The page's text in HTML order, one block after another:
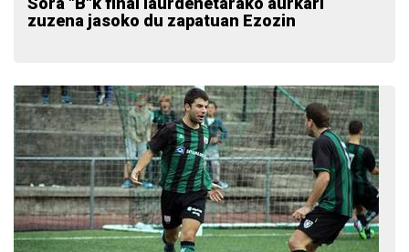
zuzena jasoko du zapatuan Ezozin